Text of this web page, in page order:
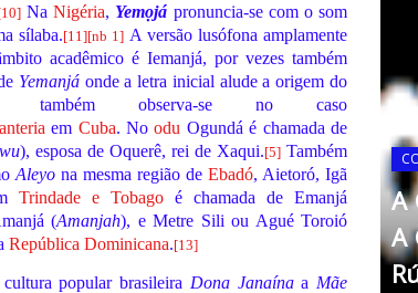
10]NaNigéria, Yemọjá pronuncia-se com o som
sílaba.[11 ][nb 1 ]A versão lusófona amplamente
acadêmico é Iemanjá, por vezes também
Yemanjáonde a letra inicial alude a origem do
também observa-se no caso
em Cuba. Noodu Ogundá é chamada de
), esposa de Oquerê, rei de Xaqui.[5]Também
Aleyo na mesma região deEbadó, Aietoró, Igã
Trindade e Tobago é chamada de Emanjá
(Amanjah), e Metre Sili ou Agué Toroió
República Dominicana.[13]
popular brasileira Dona Janaínaa Mãe